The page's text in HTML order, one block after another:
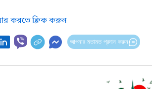
করতে ক্লিক করুন
আপনার মতামত প্রদান করুন